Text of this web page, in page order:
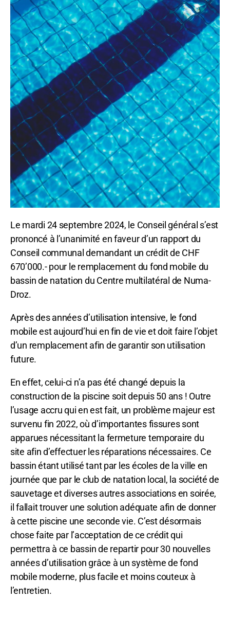
Le mardi 24 septembre 2024, le Conseil général s’est
prononcé à l’unanimité en faveur d’un rapport du
Conseil communal demandant un crédit de CHF
670’000.- pour le remplacement du fond mobile du
bassin de natation du Centre multilatéral de Numa-
Droz.
Après des années d’utilisation intensive, le fond
mobile est aujourd’hui en fin de vie et doit faire l’objet
d’un remplacement afin de garantir son utilisation
future.
En effet, celui-ci n’a pas été changé depuis la
construction de la piscine soit depuis 50 ans ! Outre
l’usage accru qui en est fait, un problème majeur est
survenu fin 2022, où d’importantes fissures sont
apparues nécessitant la fermeture temporaire du
site afin d’effectuer les réparations nécessaires. Ce
bassin étant utilisé tant par les écoles de la ville en
journée que par le club de natation local, la société de
sauvetage et diverses autres associations en soirée,
il fallait trouver une solution adéquate afin de donner
à cette piscine une seconde vie. C’est désormais
chose faite par l’acceptation de ce crédit qui
permettra à ce bassin de repartir pour 30 nouvelles
années d’utilisation grâce à un système de fond
mobile moderne, plus facile et moins couteux à
l’entretien.